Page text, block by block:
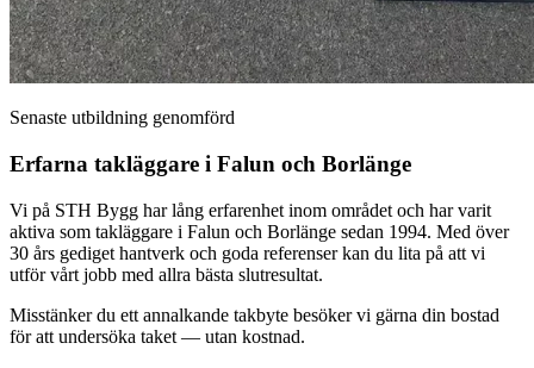
Senaste utbildning genomförd
Erfarna takläggare i Falun och Borlänge
Vi på STH Bygg har lång erfarenhet inom området och har varit
aktiva som takläggare i Falun och Borlänge sedan 1994. Med över
30 års gediget hantverk och goda referenser kan du lita på att vi
utför vårt jobb med allra bästa slutresultat.
Misstänker du ett annalkande takbyte besöker vi gärna din bostad
för att undersöka taket — utan kostnad.